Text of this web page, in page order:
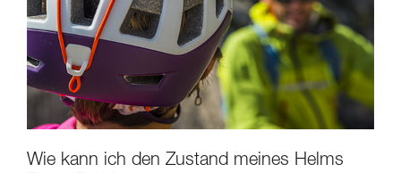
Wie kann ich den Zustand meines Helms